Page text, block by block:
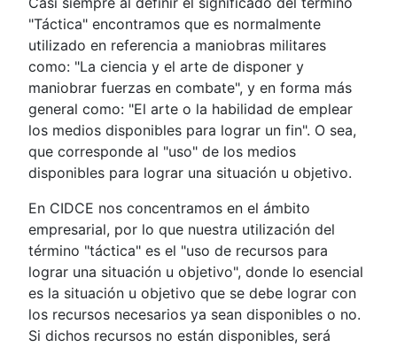
"Táctica" encontramos que es normalmente
utilizado en referencia a maniobras militares
como: "La ciencia y el arte de disponer y
maniobrar fuerzas en combate", y en forma más
general como: "El arte o la habilidad de emplear
los medios disponibles para lograr un fin". O sea,
que corresponde al "uso" de los medios
disponibles para lograr una situación u objetivo.
En CIDCE nos concentramos en el ámbito
empresarial, por lo que nuestra utilización del
término "táctica" es el "uso de recursos para
lograr una situación u objetivo", donde lo esencial
es la situación u objetivo que se debe lograr con
los recursos necesarios ya sean disponibles o no.
Si dichos recursos no están disponibles, será